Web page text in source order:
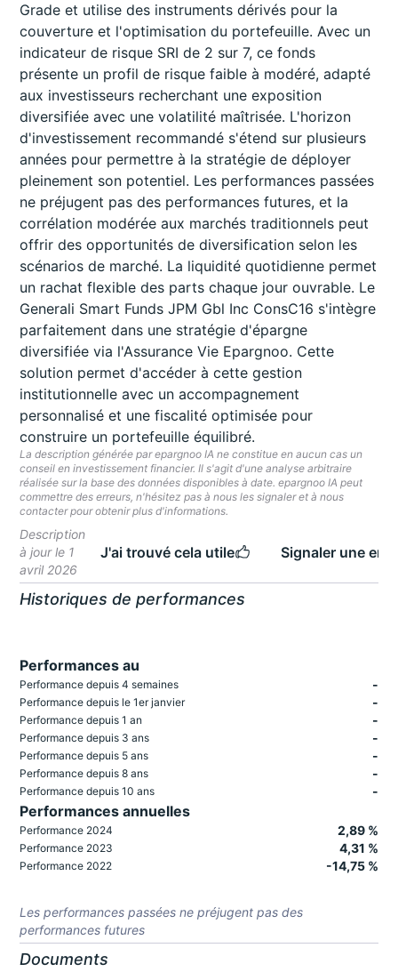
Grade et utilise des instruments dérivés pour la
couverture et l'optimisation du portefeuille. Avec un
indicateur de risque SRI de 2 sur 7, ce fonds
présente un profil de risque faible à modéré, adapté
aux investisseurs recherchant une exposition
diversifiée avec une volatilité maîtrisée. L'horizon
d'investissement recommandé s'étend sur plusieurs
années pour permettre à la stratégie de déployer
pleinement son potentiel. Les performances passées
ne préjugent pas des performances futures, et la
corrélation modérée aux marchés traditionnels peut
offrir des opportunités de diversification selon les
scénarios de marché. La liquidité quotidienne permet
un rachat flexible des parts chaque jour ouvrable. Le
Generali Smart Funds JPM Gbl Inc ConsC16 s'intègre
parfaitement dans une stratégie d'épargne
diversifiée via l'Assurance Vie Epargnoo. Cette
solution permet d'accéder à cette gestion
institutionnelle avec un accompagnement
personnalisé et une fiscalité optimisée pour
construire un portefeuille équilibré.
La description générée par epargnoo IA ne constitue en aucun cas un
conseil en investissement financier. Il s'agit d'une analyse arbitraire
réalisée sur la base des données disponibles à date. epargnoo IA peut
commettre des erreurs, n'hésitez pas à nous les signaler et à nous
contacter pour obtenir plus d'informations.
Description
à jour le 1
avril 2026
J'ai trouvé cela utile Signaler une
Historiques de performances
Performances au
Performance depuis 4 semaines -
Performance depuis le 1er janvier -
Performance depuis 1 an -
Performance depuis 3 ans -
Performance depuis 5 ans -
Performance depuis 8 ans -
Performance depuis 10 ans -
Performances annuelles
Performance 2024 2,89 %
Performance 2023 4,31 %
Performance 2022 -14,75 %
Les performances passées ne préjugent pas des
performances futures
Documents